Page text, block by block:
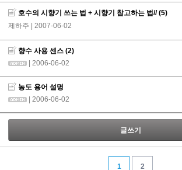
호수의 시향기 쓰는 법 + 시향기 참고하는 법//(5)
제하주 | 2007-06-02
향수 사용 센스 (2)
| 2006-06-02
농도 용어 설명
| 2006-06-02
글쓰기
1 2